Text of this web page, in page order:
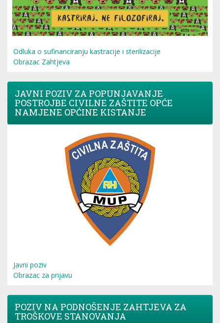
Odluka o sufinanciranju kastracije i sterilizacije
Obrazac Zahtjeva
JAVNI POZIV ZA POPUNJAVANJE
POSTROJBE CIVILNE ZAŠTITE OPĆE
NAMJENE OPĆINE KISTANJE
Javni poziv
Obrazac za prijavu
POZIV NA PODNOŠENJE ZAHTJEVA ZA
TROŠKOVE STANOVANJA